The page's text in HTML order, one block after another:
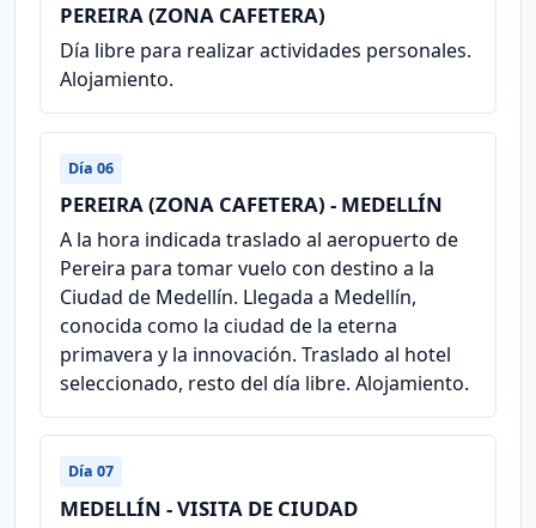
PEREIRA (ZONA CAFETERA)
Día libre para realizar actividades personales.
Alojamiento.
Día 06
PEREIRA (ZONA CAFETERA) - MEDELLÍN
A la hora indicada traslado al aeropuerto de
Pereira para tomar vuelo con destino a la
Ciudad de Medellín. Llegada a Medellín,
conocida como la ciudad de la eterna
primavera y la innovación. Traslado al hotel
seleccionado, resto del día libre. Alojamiento.
Día 07
MEDELLÍN - VISITA DE CIUDAD